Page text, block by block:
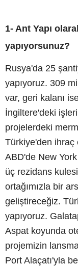
1- Ant Yapı
yapıyorsunuz?
Rusya'da 25
yapıyoruz. 309
var, geri kalanı
İngiltere'deki
projelerdeki
Türkiye'den ihraç
ABD'de New
üç rezidans
ortağımızla bir
geliştireceğiz.
yapıyoruz.
Aspat koyunda
projemizin
Port Alaçatı'yla